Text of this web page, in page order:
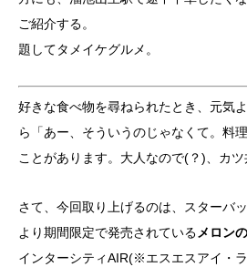
ご紹介する。
題してタメイケグルメ。
好きな食べ物を尋ねられたとき、元気
ら「あー、そういうのじゃなくて。料
ことがあります。大人なので(？)、カツ
さて、今回取り上げるのは、スターバ
より期間限定で発売されているメロン
インターシティAIR(※エスエスアイ・